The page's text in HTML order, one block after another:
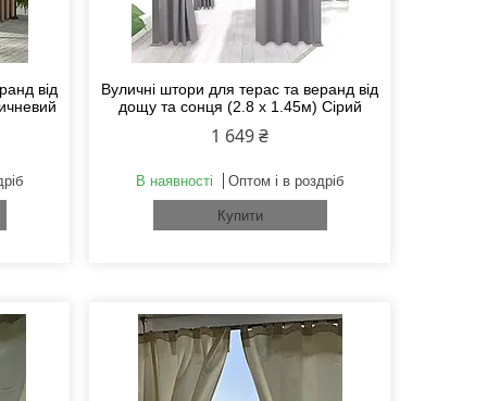
від
Вуличні штори для терас та веранд від
дощу та сонця (2.8 х 1.45м) Сірий
1 649 ₴
В наявності Оптом і в роздріб
Купити